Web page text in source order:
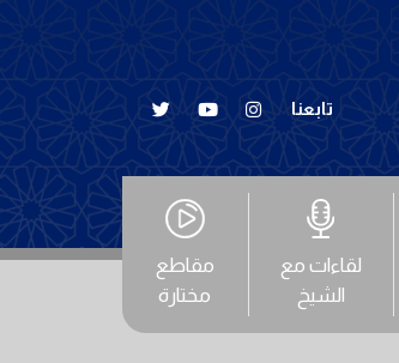
تابعنا
لقاءات مع
الشيخ
مقاطع
مختارة